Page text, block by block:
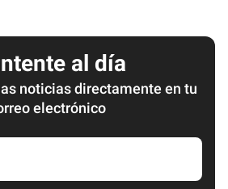
al día
noticias directamente en tu
electrónico